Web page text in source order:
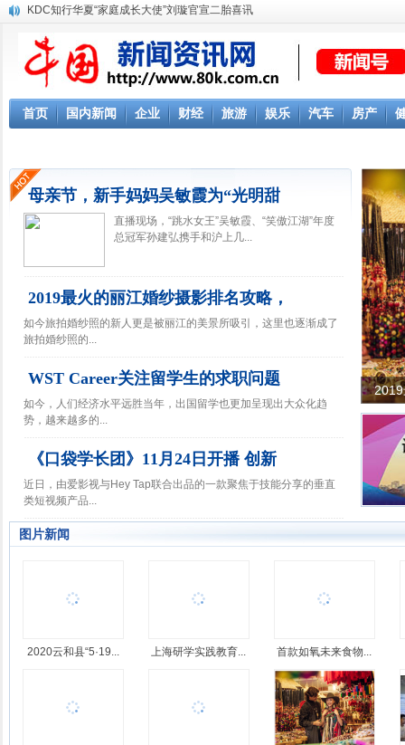
KDC知行华夏“家庭成长大使”刘璇官宣二胎喜讯
首页 国内新闻 企业 财经 旅游 娱乐 汽车 房产
母亲节，新手妈妈吴敏霞为“光明甜
直播现场，“跳水女王”吴敏霞、“笑傲江湖”年度
总冠军孙建弘携手和沪上几...
2019最火的丽江婚纱摄影排名攻略，
如今旅拍婚纱照的新人更是被丽江的美景所吸引，这里也逐渐成了
旅拍婚纱照的...
WST Career关注留学生的求职问题
如今，人们经济水平远胜当年，出国留学也更加呈现出大众化趋
势，越来越多的...
《口袋学长团》11月24日开播 创新
近日，由爱影视与Hey Tap联合出品的一款聚焦于技能分享的垂直
类短视频产品...
图片新闻
2020云和县“5·19... 上海研学实践教育... 首款如氧未来食物...